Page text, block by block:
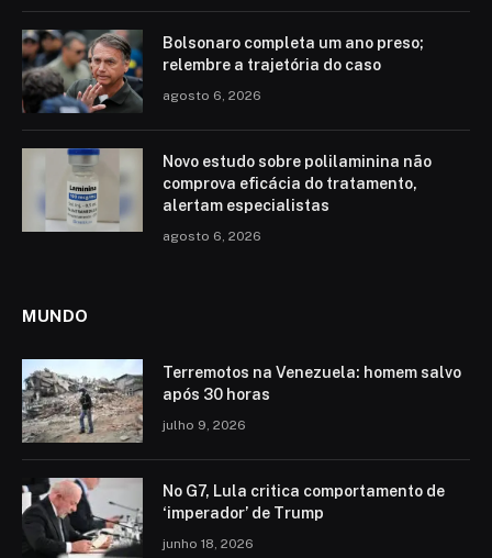
Bolsonaro completa um ano preso;
relembre a trajetória do caso
agosto 6, 2026
Novo estudo sobre polilaminina não
comprova eficácia do tratamento,
alertam especialistas
agosto 6, 2026
MUNDO
Terremotos na Venezuela: homem salvo
após 30 horas
julho 9, 2026
No G7, Lula critica comportamento de
‘imperador’ de Trump
junho 18, 2026